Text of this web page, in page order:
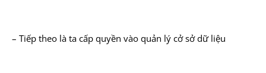
– Tiếp theo là ta cấp quyền vào quản lý cở sở dữ liệu